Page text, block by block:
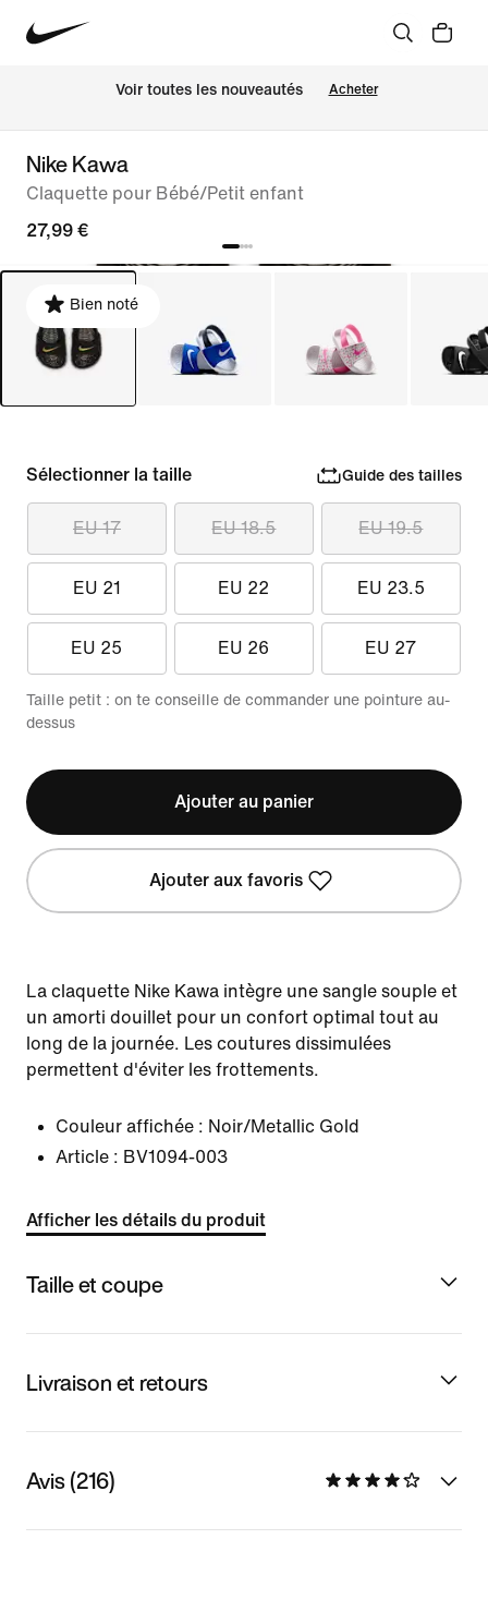
Voir toutes les nouveautés Acheter
Nike Kawa
Claquette pour Bébé/Petit enfant
27,99 €
Bien noté
Sélectionner la taille Guide des tailles
EU 17 EU 18.5 EU 19.5
EU 21 EU 22 EU 23.5
EU 25 EU 26 EU 27
Taille petit : on te conseille de commander une pointure au-
dessus
Ajouter au panier
Ajouter aux favoris
La claquette Nike Kawa intègre une sangle souple et
un amorti douillet pour un confort optimal tout au
long de la journée. Les coutures dissimulées
permettent d'éviter les frottements.
Couleur affichée : Noir/Metallic Gold
Article : BV1094-003
Afficher les détails du produit
Taille et coupe
Livraison et retours
Avis (216)